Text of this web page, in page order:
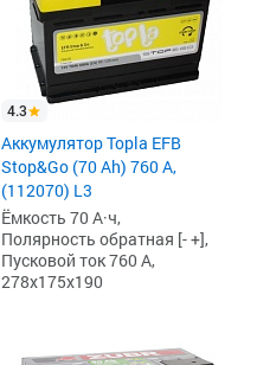
4.3
Аккумулятор Topla EFB
Stop&Go (70 Ah) 760 А,
(112070) L3
Ёмкость 70 А·ч,
Полярность обратная [- +],
Пусковой ток 760 А,
278x175x190